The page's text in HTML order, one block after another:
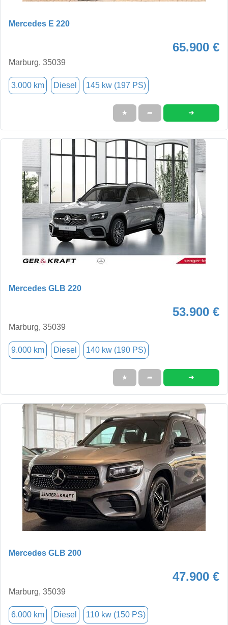
Mercedes E 220
65.900 €
Marburg, 35039
3.000 km Diesel 145 kw (197 PS)
★ ➦ ➜
Mercedes GLB 220
53.900 €
Marburg, 35039
9.000 km Diesel 140 kw (190 PS)
★ ➦ ➜
Mercedes GLB 200
47.900 €
Marburg, 35039
6.000 km Diesel 110 kw (150 PS)